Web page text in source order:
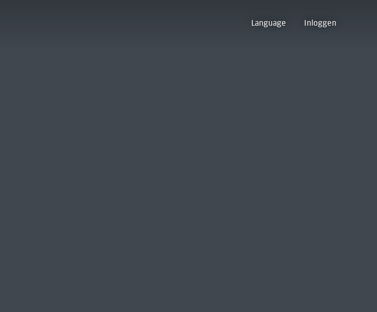
Language Inloggen